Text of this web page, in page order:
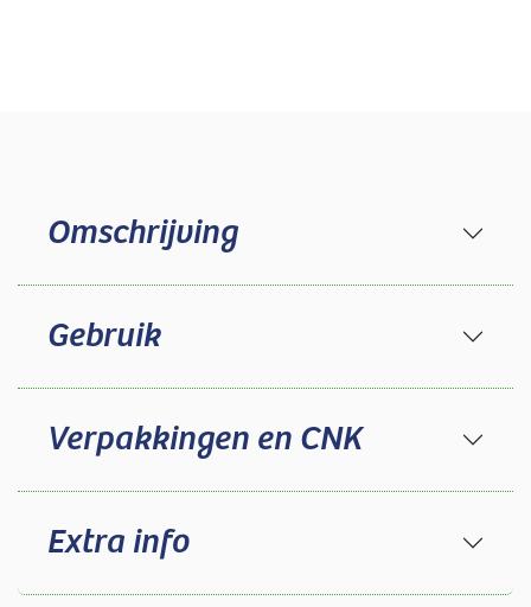
Omschrijving
Gebruik
Verpakkingen en CNK
Extra info